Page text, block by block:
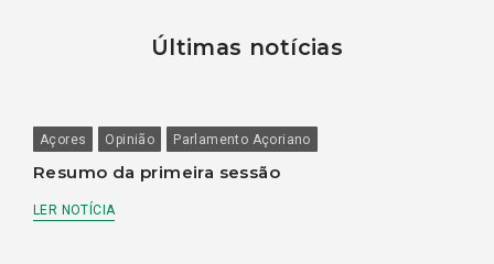
Últimas notícias
Açores Opinião Parlamento Açoriano
Resumo da primeira sessão
LER NOTÍCIA